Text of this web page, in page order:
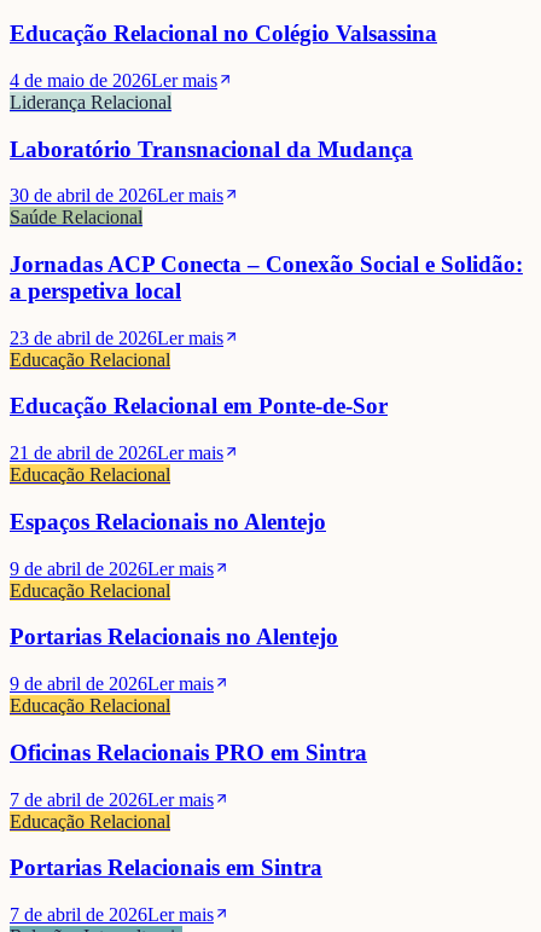
Educação Relacional no Colégio Valsassina
4 de maio de 2026Ler mais
Liderança Relacional
Laboratório Transnacional da Mudança
30 de abril de 2026Ler mais
Saúde Relacional
Jornadas ACP Conecta – Conexão Social e Solidão:
a perspetiva local
23 de abril de 2026Ler mais
Educação Relacional
Educação Relacional em Ponte-de-Sor
21 de abril de 2026Ler mais
Educação Relacional
Espaços Relacionais no Alentejo
9 de abril de 2026Ler mais
Educação Relacional
Portarias Relacionais no Alentejo
9 de abril de 2026Ler mais
Educação Relacional
Oficinas Relacionais PRO em Sintra
7 de abril de 2026Ler mais
Educação Relacional
Portarias Relacionais em Sintra
7 de abril de 2026Ler mais